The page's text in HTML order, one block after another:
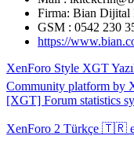
Firma: Bian Dijital
GSM : 0542 230
https://
XenForo Style XGT
Community platform by
[XGT] Forum statistics
XenForo 2 Türkçe 🇹🇷